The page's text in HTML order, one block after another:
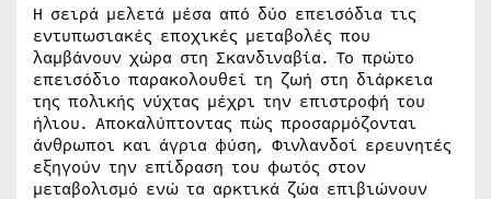
Η σειρά μελετά μέσα από δύο επεισόδια τις
εντυπωσιακές εποχικές μεταβολές που
λαμβάνουν χώρα στη Σκανδιναβία. Το πρώτο
επεισόδιο παρακολουθεί τη ζωή στη διάρκεια
της πολικής νύχτας μέχρι την επιστροφή του
ήλιου. Αποκαλύπτοντας πώς προσαρμόζονται
άνθρωποι και άγρια φύση, Φινλανδοί ερευνητές
εξηγούν την επίδραση του φωτός στον
μεταβολισμό ενώ τα αρκτικά ζώα επιβιώνουν